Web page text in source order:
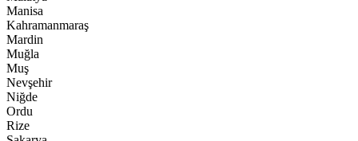
Manisa
Kahramanmaraş
Mardin
Muğla
Muş
Nevşehir
Niğde
Ordu
Rize